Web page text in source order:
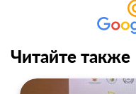
Читайте также